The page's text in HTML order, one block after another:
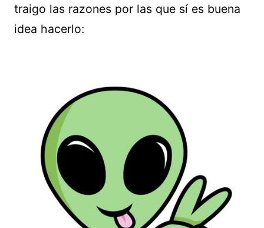
traigo las razones por las que sí es buena
idea hacerlo: